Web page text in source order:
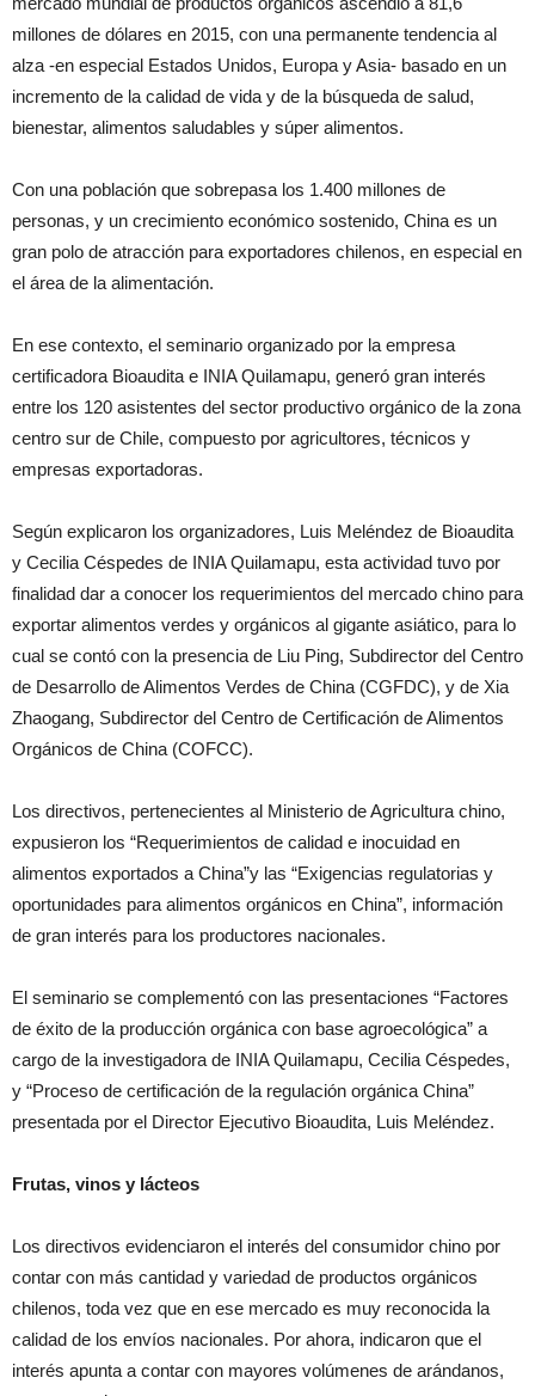
millones de dólares en 2015, con una permanente tendencia al
alza -en especial Estados Unidos, Europa y Asia- basado en un
incremento de la calidad de vida y de la búsqueda de salud,
bienestar, alimentos saludables y súper alimentos.
Con una población que sobrepasa los 1.400 millones de
personas, y un crecimiento económico sostenido, China es un
gran polo de atracción para exportadores chilenos, en especial en
el área de la alimentación.
En ese contexto, el seminario organizado por la empresa
certificadora Bioaudita e INIA Quilamapu, generó gran interés
entre los 120 asistentes del sector productivo orgánico de la zona
centro sur de Chile, compuesto por agricultores, técnicos y
empresas exportadoras.
Según explicaron los organizadores, Luis Meléndez de Bioaudita
y Cecilia Céspedes de INIA Quilamapu, esta actividad tuvo por
finalidad dar a conocer los requerimientos del mercado chino para
exportar alimentos verdes y orgánicos al gigante asiático, para lo
cual se contó con la presencia de Liu Ping, Subdirector del Centro
de Desarrollo de Alimentos Verdes de China (CGFDC), y de Xia
Zhaogang, Subdirector del Centro de Certificación de Alimentos
Orgánicos de China (COFCC).
Los directivos, pertenecientes al Ministerio de Agricultura chino,
expusieron los “Requerimientos de calidad e inocuidad en
alimentos exportados a China”y las “Exigencias regulatorias y
oportunidades para alimentos orgánicos en China”, información
de gran interés para los productores nacionales.
El seminario se complementó con las presentaciones “Factores
de éxito de la producción orgánica con base agroecológica” a
cargo de la investigadora de INIA Quilamapu, Cecilia Céspedes,
y “Proceso de certificación de la regulación orgánica China”
presentada por el Director Ejecutivo Bioaudita, Luis Meléndez.
Frutas, vinos y lácteos
Los directivos evidenciaron el interés del consumidor chino por
contar con más cantidad y variedad de productos orgánicos
chilenos, toda vez que en ese mercado es muy reconocida la
calidad de los envíos nacionales. Por ahora, indicaron que el
interés apunta a contar con mayores volúmenes de arándanos,